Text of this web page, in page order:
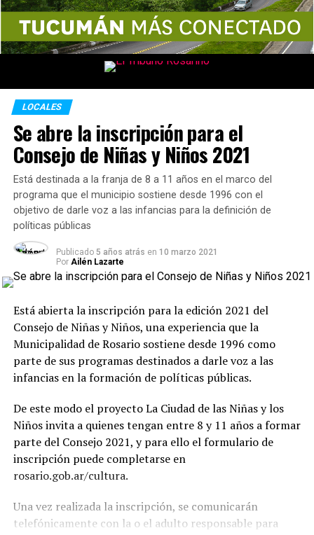
LOCALES
Se abre la inscripción para el
Consejo de Niñas y Niños 2021
Está destinada a la franja de 8 a 11 años en el marco del
programa que el municipio sostiene desde 1996 con el
objetivo de darle voz a las infancias para la definición de
políticas públicas
Publicado 5 años atrás en 10 marzo 2021
Por Ailén Lazarte
Está abierta la inscripción para la edición 2021 del
Consejo de Niñas y Niños, una experiencia que la
Municipalidad de Rosario sostiene desde 1996 como
parte de sus programas destinados a darle voz a las
infancias en la formación de políticas públicas.
De este modo el proyecto La Ciudad de las Niñas y los
Niños invita a quienes tengan entre 8 y 11 años a formar
parte del Consejo 2021, y para ello el formulario de
inscripción puede completarse en
rosario.gob.ar/cultura.
Una vez realizada la inscripción, se comunicarán
telefónicamente con la o el adulto responsable para